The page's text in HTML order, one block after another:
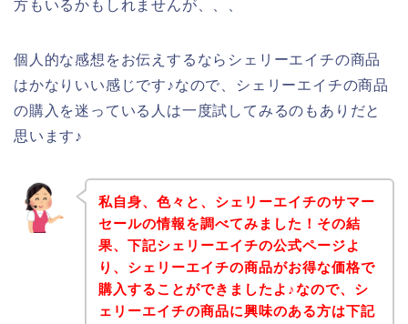
方もいるかもしれませんが、、、
個人的な感想をお伝えするならシェリーエイチの商品
はかなりいい感じです♪なので、シェリーエイチの商品
の購入を迷っている人は一度試してみるのもありだと
思います♪
私自身、色々と、シェリーエイチのサマー
セールの情報を調べてみました！その結
果、下記シェリーエイチの公式ページよ
り、シェリーエイチの商品がお得な価格で
購入することができましたよ♪なので、シ
ェリーエイチの商品に興味のある方は下記